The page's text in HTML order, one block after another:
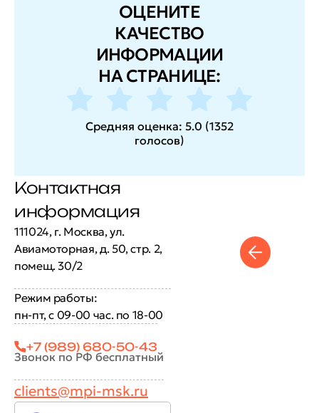
ОЦЕНИТЕ
КАЧЕСТВО
ИНФОРМАЦИИ
НА СТРАНИЦЕ:
Средняя оценка: 5.0 (1352
голосов)
Контактная
информация
111024, г. Москва, ул.
Авиамоторная, д. 50, стр. 2,
помещ. 30/2
Режим работы:
пн-пт, с 09-00 час. по 18-00
+7 (989) 680-50-43
Звонок по РФ бесплатный
clients@mpi-msk.ru